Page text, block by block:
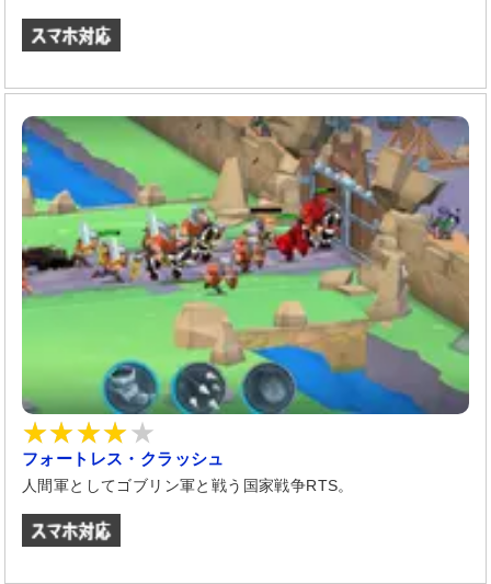
フォートレス・クラッシュ
人間軍としてゴブリン軍と戦う国家戦争RTS。